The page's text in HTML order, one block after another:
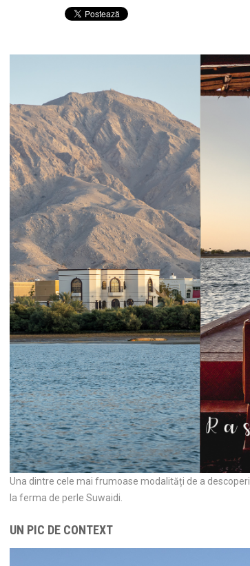
Una dintre cele mai frumoase modalități de a descoperi
la ferma de perle Suwaidi.
UN PIC DE CONTEXT